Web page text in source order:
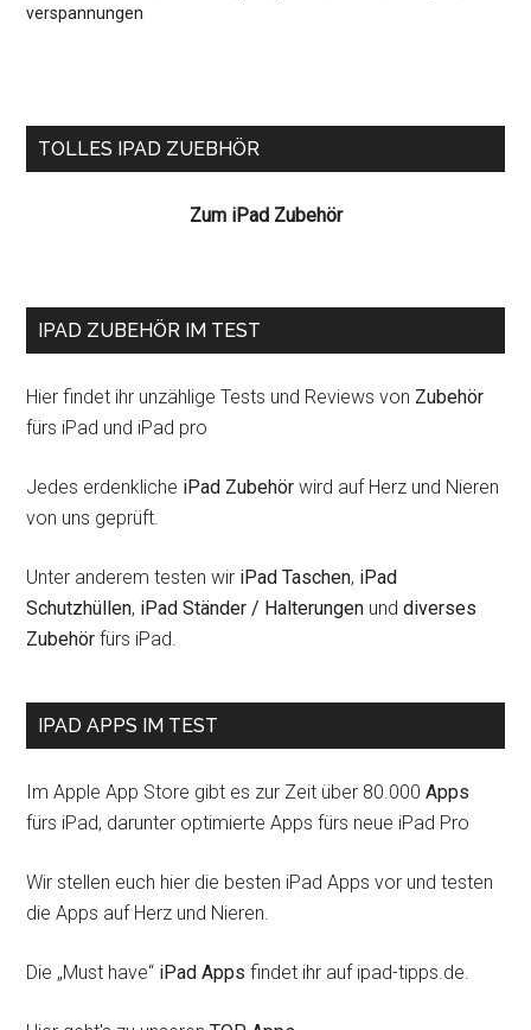
verspannungen
Seitenspalte
TOLLES IPAD ZUEBHÖR
Zum iPad Zubehör
IPAD ZUBEHÖR IM TEST
Hier findet ihr unzählige Tests und Reviews von Zubehör
fürs iPad und iPad pro
Jedes erdenkliche iPad Zubehör wird auf Herz und Nieren
von uns geprüft.
Unter anderem testen wir iPad Taschen, iPad
Schutzhüllen, iPad Ständer / Halterungen unddiverses
Zubehör fürs iPad.
IPAD APPS IM TEST
Im Apple App Store gibt es zur Zeit über 80.000Apps
fürs iPad, darunter optimierte Apps fürs neue iPad Pro
Wir stellen euch hier die besten iPad Apps vor und testen
die Apps auf Herz und Nieren.
Die „Must have“ iPad Apps findet ihr auf ipad-tipps.de.